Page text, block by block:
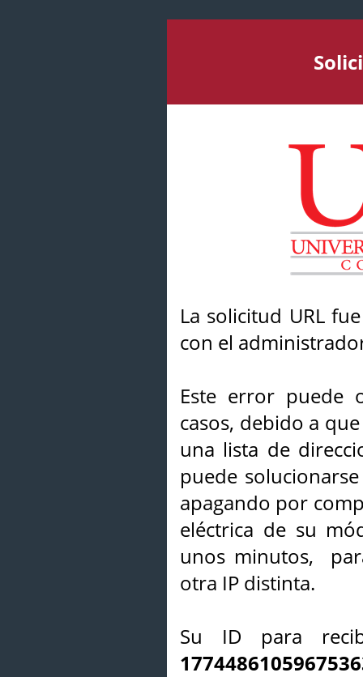
La solicitud URL
con el
Este error puede
casos, debido a
una lista de
puede
apagando por
eléctrica de su
unos minutos,
otra IP distinta.
Su ID para